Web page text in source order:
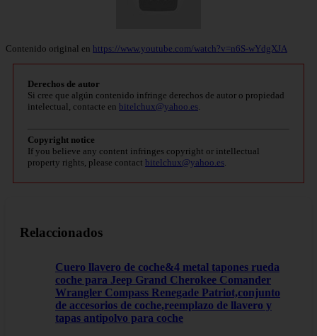
Contenido original en https://www.youtube.com/watch?v=n6S-wYdgXJA
Derechos de autor
Si cree que algún contenido infringe derechos de autor o propiedad
intelectual, contacte en bitelchux@yahoo.es.
Copyright notice
If you believe any content infringes copyright or intellectual
property rights, please contact bitelchux@yahoo.es.
Relaccionados
Cuero llavero de coche&4 metal tapones rueda
coche para Jeep Grand Cherokee Comander
Wrangler Compass Renegade Patriot,conjunto
de accesorios de coche,reemplazo de llavero y
tapas antipolvo para coche